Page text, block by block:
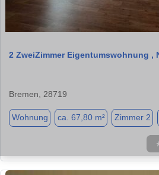
2 ZweiZimmer Eigentumswohnung ,
Bremen, 28719
Wohnung ca. 67,80 m² Zimmer 2